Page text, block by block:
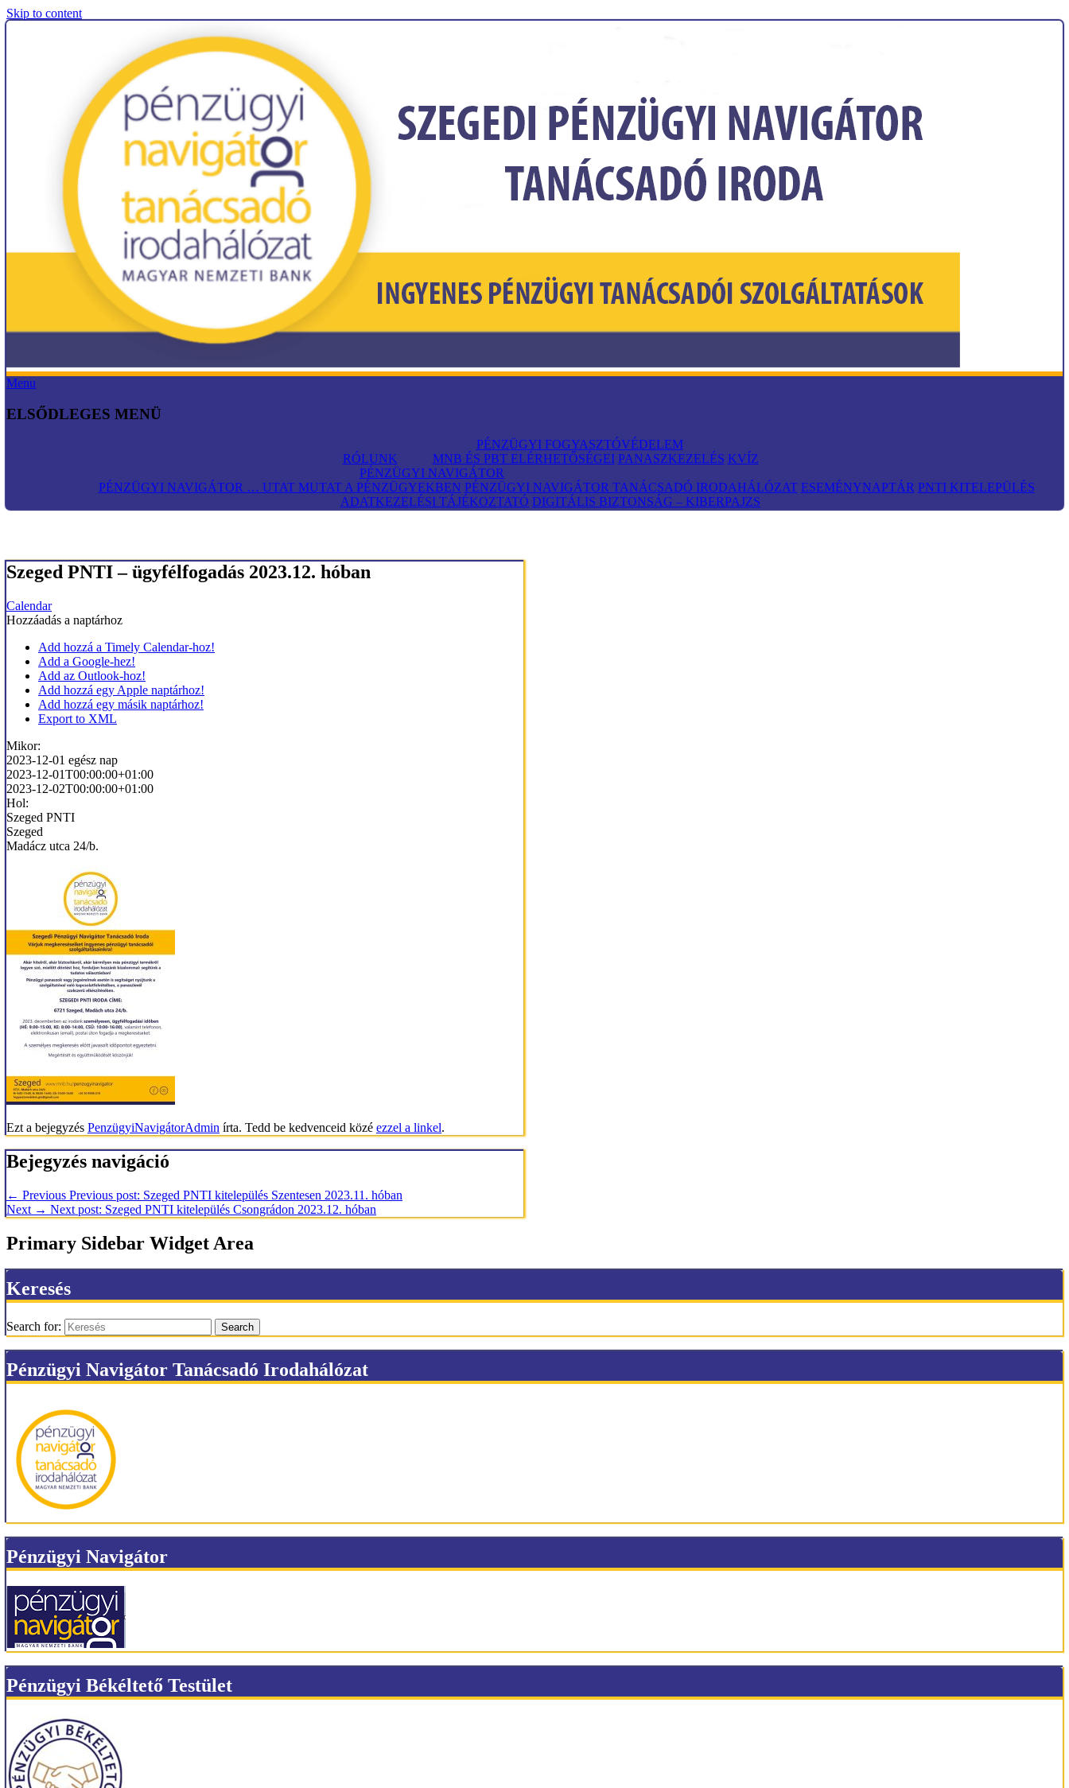
Skip to content
Pénzügyi fogyasztóvédelem
Menu
ELSŐDLEGES MENÜ
RÓLUNK
PÉNZÜGYI FOGYASZTÓVÉDELEM
MNB ÉS PBT ELÉRHETŐSÉGEI PANASZKEZELÉS KVÍZ
PÉNZÜGYI NAVIGÁTOR
PÉNZÜGYI NAVIGÁTOR … UTAT MUTAT A PÉNZÜGYEKBEN PÉNZÜGYI NAVIGÁTOR TANÁCSADÓ IRODAHÁLÓZAT ESEMÉNYNAPTÁR PNTI KITELEPÜLÉS
ADATKEZELÉSI TÁJÉKOZTATÓ DIGITÁLIS BIZTONSÁG – KIBERPAJZS
Szeged PNTI – ügyfélfogadás 2023.12. hóban
Calendar
Hozzáadás a naptárhoz
Add hozzá a Timely Calendar-hoz!
Add a Google-hez!
Add az Outlook-hoz!
Add hozzá egy Apple naptárhoz!
Add hozzá egy másik naptárhoz!
Export to XML
Mikor:
2023-12-01 egész nap
2023-12-01T00:00:00+01:00
2023-12-02T00:00:00+01:00
Hol:
Szeged PNTI
Szeged
Madácz utca 24/b.
Ezt a bejegyzés PenzügyiNavigátorAdmin írta. Tedd be kedvenceid közé ezzel a linkel.
Bejegyzés navigáció
← Previous Previous post: Szeged PNTI kitelepülés Szentesen 2023.11. hóban
Next → Next post: Szeged PNTI kitelepülés Csongrádon 2023.12. hóban
Primary Sidebar Widget Area
Keresés
Search for: Search
Pénzügyi Navigátor Tanácsadó Irodahálózat
Pénzügyi Navigátor
Pénzügyi Békéltető Testület